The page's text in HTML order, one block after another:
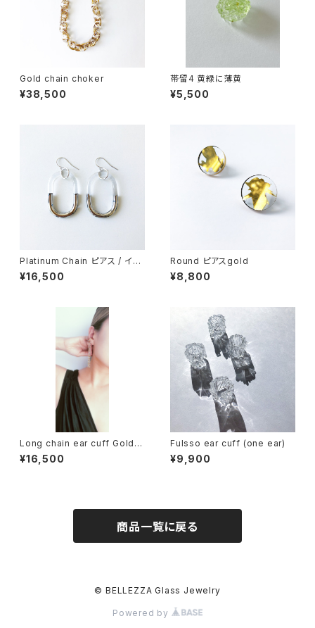
Gold chain choker
¥38,500
帯留4 黄緑に薄黄
¥5,500
Platinum Chain ピアス / イヤ
リング
¥16,500
Round ピアスgold
¥8,800
Long chain ear cuff Gold /
Platinum (one ear)
¥16,500
Fulsso ear cuff (one ear)
¥9,900
商品一覧に戻る
© BELLEZZA Glass Jewelry
Powered by